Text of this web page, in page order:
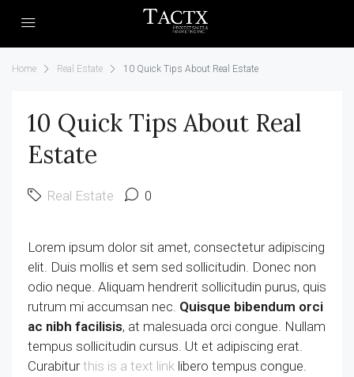
Home Real Estate 10 Quick Tips About Real Estate
10 Quick Tips About Real
Estate
Real Estate 0
Lorem ipsum dolor sit amet, consectetur adipiscing
elit. Duis mollis et sem sed sollicitudin. Donec non
odio neque. Aliquam hendrerit sollicitudin purus, quis
rutrum mi accumsan nec. Quisque bibendum orci
ac nibh facilisis, at malesuada orci congue. Nullam
tempus sollicitudin cursus. Ut et adipiscing erat.
Curabiturthis is a text link libero tempus congue.